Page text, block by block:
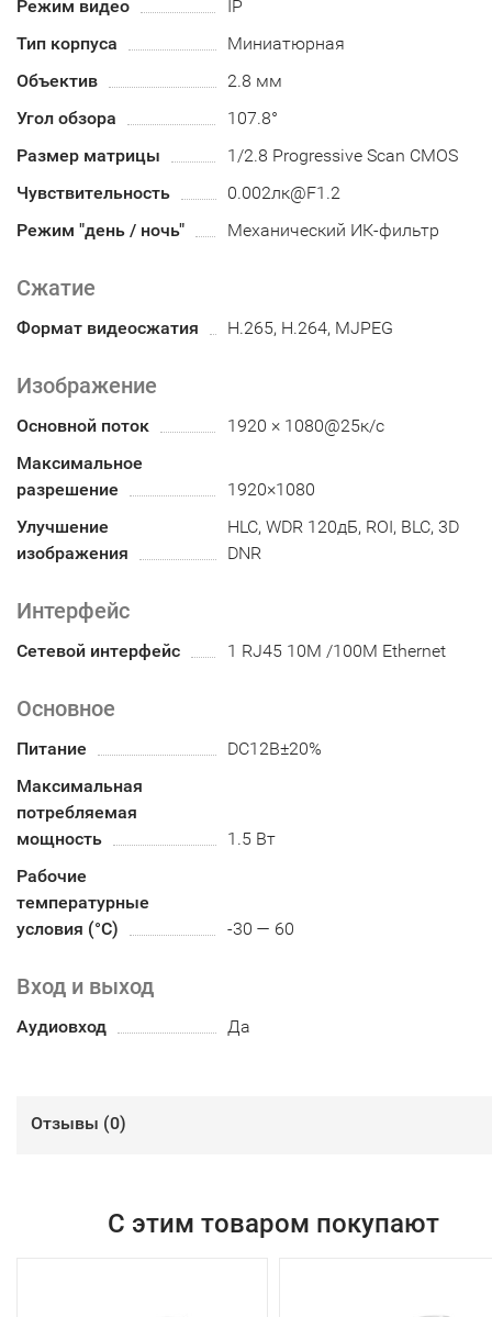
Режим видео
IP
Тип корпуса
Миниатюрная
Объектив
2.8 мм
Угол обзора
107.8°
Размер матрицы
1/2.8 Progressive Scan CMOS
Чувствительность
0.002лк@F1.2
Режим "день / ночь"
Механический ИК-фильтр
Сжатие
Формат видеосжатия H.265, H.264, MJPEG
Изображение
Основной поток
1920 × 1080@25к/с
Максимальное
разрешение
1920×1080
Улучшение
изображения
HLC, WDR 120дБ, ROI, BLC, 3D
DNR
Интерфейс
Сетевой интерфейс 1 RJ45 10M /100M Ethernet
Основное
Питание
DC12В±20%
Максимальная
потребляемая
мощность
1.5 Вт
Рабочие
температурные
условия (°С)
-30 — 60
Вход и выход
Аудиовход Да
Отзывы (0)
С этим товаром покупают